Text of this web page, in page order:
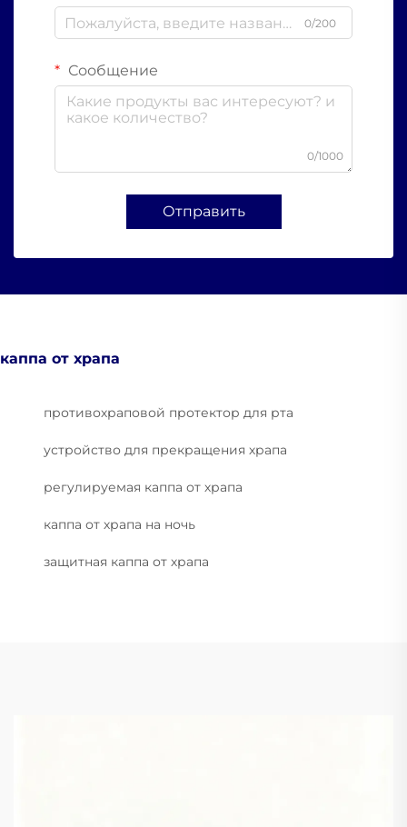
0/200
Сообщение
0/1000
Отправить
каппа от храпа
противохраповой протектор для рта
устройство для прекращения храпа
регулируемая каппа от храпа
каппа от храпа на ночь
защитная каппа от храпа